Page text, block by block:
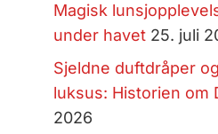
Magisk
under havet 25. juli
Sjeldne duftdråper
luksus: Historien om
2026